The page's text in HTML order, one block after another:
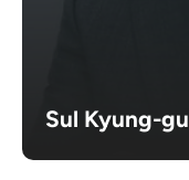
Sul Kyung-gu